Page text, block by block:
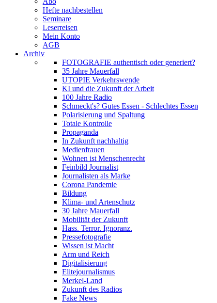
Hefte nachbestellen
Seminare
Leserreisen
Mein Konto
AGB
Archiv
FOTOGRAFIE authentisch oder generiert?
35 Jahre Mauerfall
UTOPIE Verkehrswende
KI und die Zukunft der Arbeit
100 Jahre Radio
Schmeckt's? Gutes Essen - Schlechtes Essen
Polarisierung und Spaltung
Totale Kontrolle
Propaganda
In Zukunft nachhaltig
Medienfrauen
Wohnen ist Menschenrecht
Feinbild Journalist
Journalisten als Marke
Corona Pandemie
Bildung
Klima- und Artenschutz
30 Jahre Mauerfall
Mobilität der Zukunft
Hass. Terror. Ignoranz.
Pressefotografie
Wissen ist Macht
Arm und Reich
Digitalisierung
Elitejournalismus
Merkel-Land
Zukunft des Radios
Fake News